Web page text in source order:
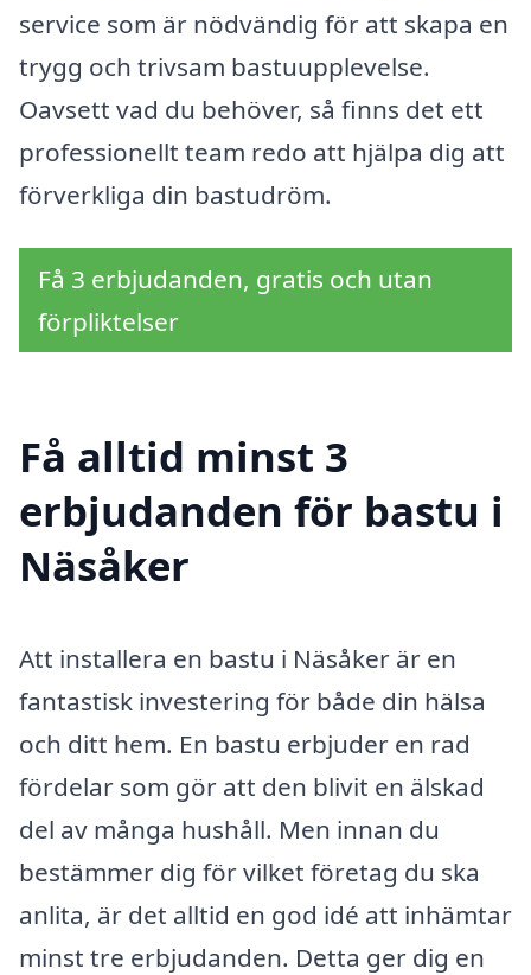
service som är nödvändig för att skapa en
trygg och trivsam bastuupplevelse.
Oavsett vad du behöver, så finns det ett
professionellt team redo att hjälpa dig att
förverkliga din bastudröm.
Få 3 erbjudanden, gratis och utan
förpliktelser
Få alltid minst 3
erbjudanden för bastu i
Näsåker
Att installera en bastu i Näsåker är en
fantastisk investering för både din hälsa
och ditt hem. En bastu erbjuder en rad
fördelar som gör att den blivit en älskad
del av många hushåll. Men innan du
bestämmer dig för vilket företag du ska
anlita, är det alltid en god idé att inhämtar
minst tre erbjudanden. Detta ger dig en